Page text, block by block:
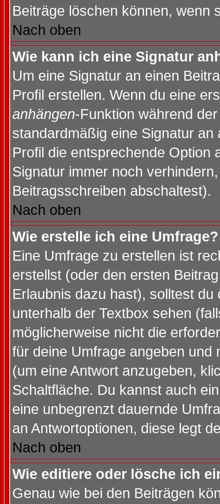
Beiträge löschen können, wenn
Nach oben
Wie kann ich eine Signatur
Um eine Signatur an einen
Profil erstellen. Wenn du eine
anhängen-Funktion während
standardmäßig eine Signatur
Profil die entsprechende Option
Signatur immer noch
Beitragsschreiben abschaltest).
Nach oben
Wie erstelle ich eine Umfrage?
Eine Umfrage zu erstellen ist
erstellst (oder den ersten
Erlaubnis dazu hast), solltest
unterhalb der Textbox sehen
möglicherweise nicht die
für deine Umfrage angeben und
(um eine Antwort anzugeben,
Schaltfläche. Du kannst auch
eine unbegrenzt dauernde
an Antwortoptionen, diese legt
Nach oben
Wie editiere oder lösche ich
Genau wie bei den Beiträgen